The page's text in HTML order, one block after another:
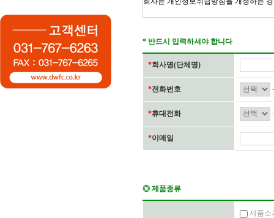
* 반드시 입력하셔야 합니다
*회사명(단체명)
*전화번호
*휴대전화
*이메일
◎ 제품종류
제품소